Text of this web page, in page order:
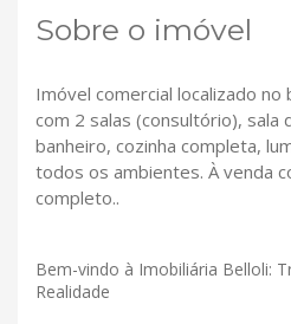
Sobre o imóvel
Imóvel comercial localizado
com 2 salas (consultório), sala
banheiro, cozinha completa,
todos os ambientes. À venda
completo..
Bem-vindo à Imobiliária Belloli:
Realidade